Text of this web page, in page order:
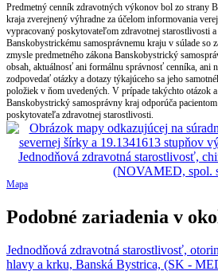
Predmetný cenník zdravotných výkonov bol zo strany
kraja zverejnený výhradne za účelom informovania
vypracovaný poskytovateľom zdravotnej starostlivosti
Banskobystrickému samosprávnemu kraju v súlade so
zmysle predmetného zákona Banskobystrický
obsah, aktuálnosť ani formálnu správnosť cenníka, ani
zodpovedať otázky a dotazy týkajúceho sa jeho
položiek v ňom uvedených. V prípade takýchto otázok
Banskobystrický samosprávny kraj odporúča
poskytovateľa zdravotnej starostlivosti.
Mapa
Podobné zariadenia v
Jednodňová zdravotná starostlivosť,
hlavy a krku, Banská Bystrica, (SK -